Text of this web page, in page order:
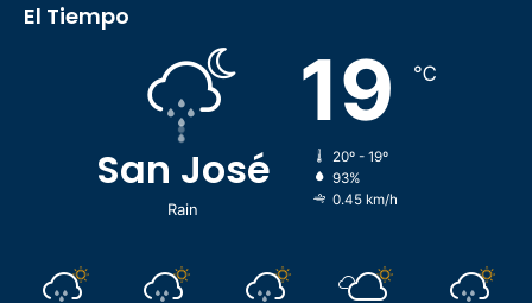
El Tiempo
San José
Rain
19 ℃
20º - 19º
93%
0.45 km/h